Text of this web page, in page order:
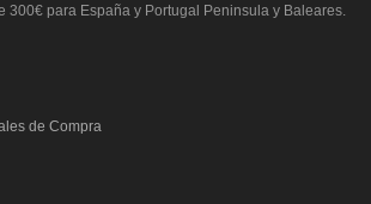
300€ para España y Portugal Peninsula y Baleares.
de Compra